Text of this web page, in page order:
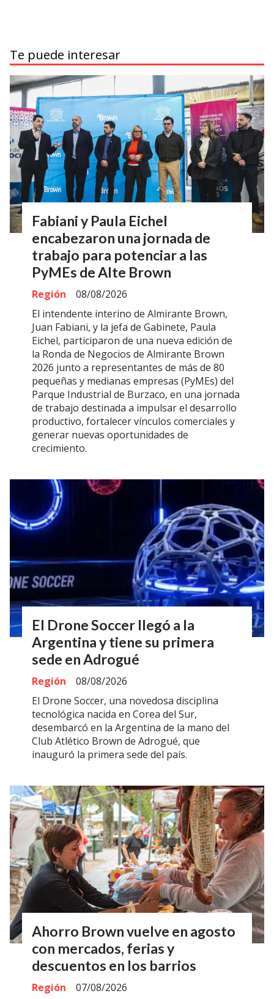
Te puede interesar
Fabiani y Paula Eichel
encabezaron una jornada de
trabajo para potenciar a las
PyMEs de Alte Brown
Región
08/08/2026
El intendente interino de Almirante Brown,
Juan Fabiani, y la jefa de Gabinete, Paula
Eichel, participaron de una nueva edición de
la Ronda de Negocios de Almirante Brown
2026 junto a representantes de más de 80
pequeñas y medianas empresas (PyMEs) del
Parque Industrial de Burzaco, en una jornada
de trabajo destinada a impulsar el desarrollo
productivo, fortalecer vínculos comerciales y
generar nuevas oportunidades de
crecimiento.
El Drone Soccer llegó a la
Argentina y tiene su primera
sede en Adrogué
Región
08/08/2026
El Drone Soccer, una novedosa disciplina
tecnológica nacida en Corea del Sur,
desembarcó en la Argentina de la mano del
Club Atlético Brown de Adrogué, que
inauguró la primera sede del país.
Ahorro Brown vuelve en agosto
con mercados, ferias y
descuentos en los barrios
Región
07/08/2026